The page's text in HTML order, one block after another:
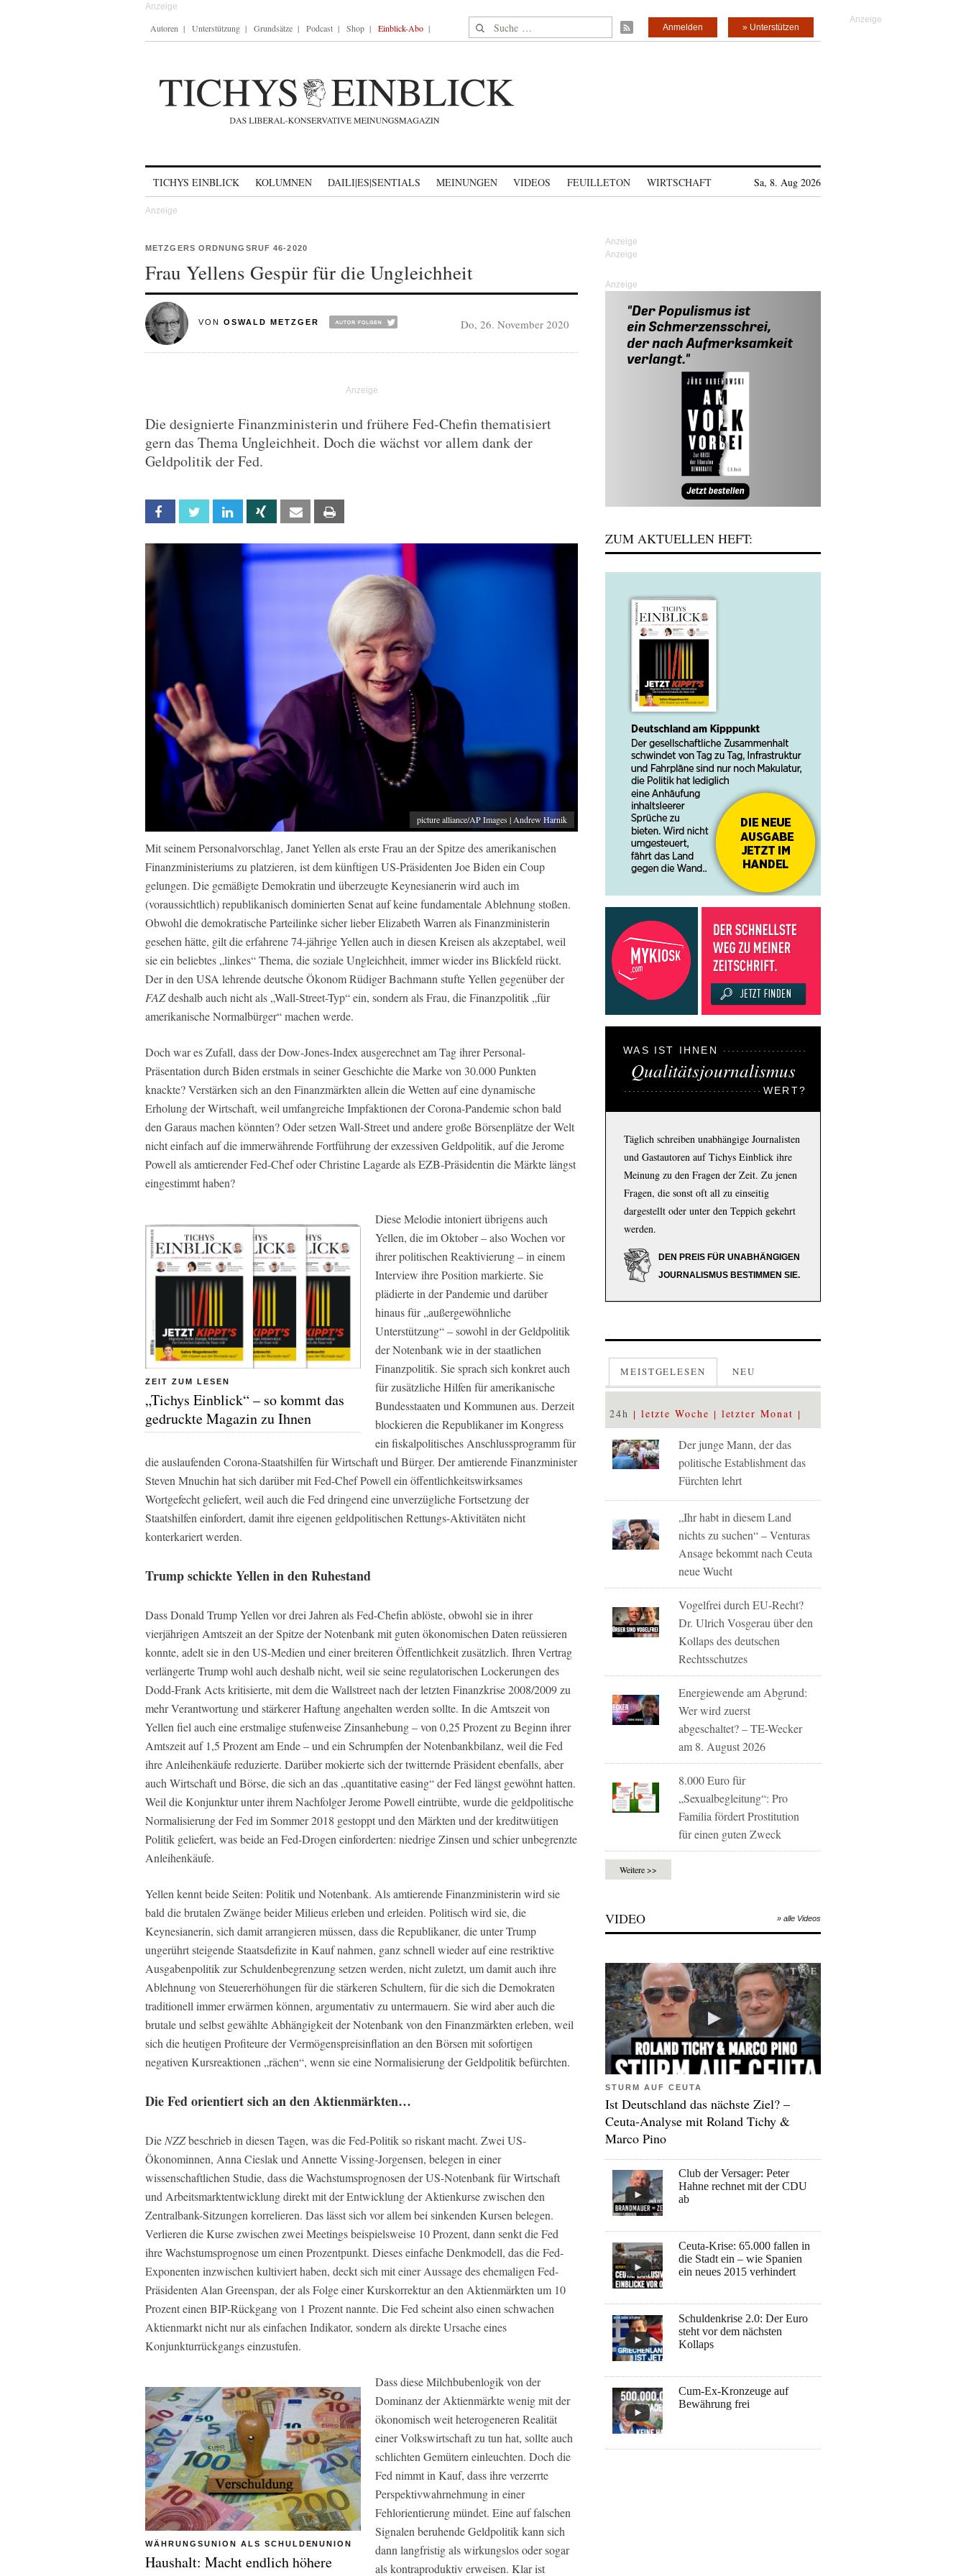
Autoren Unterstützung Grundsätze Podcast Shop Einblick-Abo Suche nach: » Unterstützen
Anmelden
TICHYS EINBLICK KOLUMNEN DAILI|ES|SENTIALS MEINUNGEN VIDEOS FEUILLETON WIRTSCHAFT Sa, 8. Aug 2026
METZGERS ORDNUNGSRUF 46-2020
Frau Yellens Gespür für die Ungleichheit
VON OSWALD METZGER Do, 26. November 2020
Die designierte Finanzministerin und frühere Fed-Chefin thematisiert
gern das Thema Ungleichheit. Doch die wächst vor allem dank der
Geldpolitik der Fed.
Facebook Twitter Linkedin Xing Email
picture alliance/AP Images | Andrew Harnik
Mit seinem Personalvorschlag, Janet Yellen als erste Frau an der Spitze des amerikanischen
Finanzministeriums zu platzieren, ist dem künftigen US-Präsidenten Joe Biden ein Coup
gelungen. Die gemäßigte Demokratin und überzeugte Keynesianerin wird auch im
(voraussichtlich) republikanisch dominierten Senat auf keine fundamentale Ablehnung stoßen.
Obwohl die demokratische Parteilinke sicher lieber Elizabeth Warren als Finanzministerin
gesehen hätte, gilt die erfahrene 74-jährige Yellen auch in diesen Kreisen als akzeptabel, weil
sie ein beliebtes „linkes“ Thema, die soziale Ungleichheit, immer wieder ins Blickfeld rückt.
Der in den USA lehrende deutsche Ökonom Rüdiger Bachmann stufte Yellen gegenüber der
FAZdeshalb auch nicht als „Wall-Street-Typ“ ein, sondern als Frau, die Finanzpolitik „für
amerikanische Normalbürger“ machen werde.
Doch war es Zufall, dass der Dow-Jones-Index ausgerechnet am Tag ihrer Personal-
Präsentation durch Biden erstmals in seiner Geschichte die Marke von 30.000 Punkten
knackte? Verstärken sich an den Finanzmärkten allein die Wetten auf eine dynamische
Erholung der Wirtschaft, weil umfangreiche Impfaktionen der Corona-Pandemie schon bald
den Garaus machen könnten? Oder setzen Wall-Street und andere große Börsenplätze der Welt
nicht einfach auf die immerwährende Fortführung der exzessiven Geldpolitik, auf die Jerome
Powell als amtierender Fed-Chef oder Christine Lagarde als EZB-Präsidentin die Märkte längst
eingestimmt haben?
ZEIT ZUM LESEN
„Tichys Einblick“ – so kommt das
gedruckte Magazin zu Ihnen
Diese Melodie intoniert übrigens auch
Yellen, die im Oktober – also Wochen vor
ihrer politischen Reaktivierung – in einem
Interview ihre Position markierte. Sie
plädierte in der Pandemie und darüber
hinaus für „außergewöhnliche
Unterstützung“ – sowohl in der Geldpolitik
der Notenbank wie in der staatlichen
Finanzpolitik. Sie sprach sich konkret auch
für zusätzliche Hilfen für amerikanische
Bundesstaaten und Kommunen aus. Derzeit
blockieren die Republikaner im Kongress
ein fiskalpolitisches Anschlussprogramm für
die auslaufenden Corona-Staatshilfen für Wirtschaft und Bürger. Der amtierende Finanzminister
Steven Mnuchin hat sich darüber mit Fed-Chef Powell ein öffentlichkeitswirksames
Wortgefecht geliefert, weil auch die Fed dringend eine unverzügliche Fortsetzung der
Staatshilfen einfordert, damit ihre eigenen geldpolitischen Rettungs-Aktivitäten nicht
konterkariert werden.
Trump schickte Yellen in den Ruhestand
Dass Donald Trump Yellen vor drei Jahren als Fed-Chefin ablöste, obwohl sie in ihrer
vierjährigen Amtszeit an der Spitze der Notenbank mit guten ökonomischen Daten reüssieren
konnte, adelt sie in den US-Medien und einer breiteren Öffentlichkeit zusätzlich. Ihren Vertrag
verlängerte Trump wohl auch deshalb nicht, weil sie seine regulatorischen Lockerungen des
Dodd-Frank Acts kritisierte, mit dem die Wallstreet nach der letzten Finanzkrise 2008/2009 zu
mehr Verantwortung und stärkerer Haftung angehalten werden sollte. In die Amtszeit von
Yellen fiel auch eine erstmalige stufenweise Zinsanhebung – von 0,25 Prozent zu Beginn ihrer
Amtszeit auf 1,5 Prozent am Ende – und ein Schrumpfen der Notenbankbilanz, weil die Fed
ihre Anleihenkäufe reduzierte. Darüber mokierte sich der twitternde Präsident ebenfalls, aber
auch Wirtschaft und Börse, die sich an das „quantitative easing“ der Fed längst gewöhnt hatten.
Weil die Konjunktur unter ihrem Nachfolger Jerome Powell eintrübte, wurde die geldpolitische
Normalisierung der Fed im Sommer 2018 gestoppt und den Märkten und der kreditwütigen
Politik geliefert, was beide an Fed-Drogen einforderten: niedrige Zinsen und schier unbegrenzte
Anleihenkäufe.
Yellen kennt beide Seiten: Politik und Notenbank. Als amtierende Finanzministerin wird sie
bald die brutalen Zwänge beider Milieus erleben und erleiden. Politisch wird sie, die
Keynesianerin, sich damit arrangieren müssen, dass die Republikaner, die unter Trump
ungerührt steigende Staatsdefizite in Kauf nahmen, ganz schnell wieder auf eine restriktive
Ausgabenpolitik zur Schuldenbegrenzung setzen werden, nicht zuletzt, um damit auch ihre
Ablehnung von Steuererhöhungen für die stärkeren Schultern, für die sich die Demokraten
traditionell immer erwärmen können, argumentativ zu untermauern. Sie wird aber auch die
brutale und selbst gewählte Abhängigkeit der Notenbank von den Finanzmärkten erleben, weil
sich die heutigen Profiteure der Vermögenspreisinflation an den Börsen mit sofortigen
negativen Kursreaktionen „rächen“, wenn sie eine Normalisierung der Geldpolitik befürchten.
Die Fed orientiert sich an den Aktienmärkten…
Die NZZbeschrieb in diesen Tagen, was die Fed-Politik so riskant macht. Zwei US-
Ökonominnen, Anna Cieslak und Annette Vissing-Jorgensen, belegen in einer
wissenschaftlichen Studie, dass die Wachstumsprognosen der US-Notenbank für Wirtschaft
und Arbeitsmarktentwicklung direkt mit der Entwicklung der Aktienkurse zwischen den
Zentralbank-Sitzungen korrelieren. Das lässt sich vor allem bei sinkenden Kursen belegen.
Verlieren die Kurse zwischen zwei Meetings beispielsweise 10 Prozent, dann senkt die Fed
ihre Wachstumsprognose um einen Prozentpunkt. Dieses einfache Denkmodell, das die Fed-
Exponenten inzwischen kultiviert haben, deckt sich mit einer Aussage des ehemaligen Fed-
Präsidenten Alan Greenspan, der als Folge einer Kurskorrektur an den Aktienmärkten um 10
Prozent einen BIP-Rückgang von 1 Prozent nannte. Die Fed scheint also einen schwachen
Aktienmarkt nicht nur als einfachen Indikator, sondern als direkte Ursache eines
Konjunkturrückgangs einzustufen.
WÄHRUNGSUNION ALS SCHULDENUNION
Haushalt: Macht endlich höhere
Dass diese Milchbubenlogik von der
Dominanz der Aktienmärkte wenig mit der
ökonomisch weit heterogeneren Realität
einer Volkswirtschaft zu tun hat, sollte auch
schlichten Gemütern einleuchten. Doch die
Fed nimmt in Kauf, dass ihre verzerrte
Perspektivwahrnehmung in einer
Fehlorientierung mündet. Eine auf falschen
Signalen beruhende Geldpolitik kann sich
dann langfristig als wirkungslos oder sogar
als kontraproduktiv erweisen. Klar ist
Anzeige
ZUM AKTUELLEN HEFT:
WAS IST IHNEN
Qualitätsjournalismus
WERT?
Täglich schreiben unabhängige Journalisten
und Gastautoren auf Tichys Einblick ihre
Meinung zu den Fragen der Zeit. Zu jenen
Fragen, die sonst oft all zu einseitig
dargestellt oder unter den Teppich gekehrt
werden.
DEN PREIS FÜR UNABHÄNGIGEN
JOURNALISMUS BESTIMMEN SIE.
MEISTGELESEN NEU
24h letzte Woche letzter Monat
Der junge Mann, der das
politische Establishment das
Fürchten lehrt
„Ihr habt in diesem Land
nichts zu suchen“ – Venturas
Ansage bekommt nach Ceuta
neue Wucht
Vogelfrei durch EU-Recht?
Dr. Ulrich Vosgerau über den
Kollaps des deutschen
Rechtsschutzes
Energiewende am Abgrund:
Wer wird zuerst
abgeschaltet? – TE-Wecker
am 8. August 2026
8.000 Euro für
„Sexualbegleitung“: Pro
Familia fördert Prostitution
für einen guten Zweck
Weitere >>
VIDEO » alle Videos
STURM AUF CEUTA
Ist Deutschland das nächste Ziel? –
Ceuta-Analyse mit Roland Tichy &
Marco Pino
Club der Versager: Peter
Hahne rechnet mit der CDU
ab
Ceuta-Krise: 65.000 fallen in
die Stadt ein – wie Spanien
ein neues 2015 verhindert
Schuldenkrise 2.0: Der Euro
steht vor dem nächsten
Kollaps
Cum-Ex-Kronzeuge auf
Bewährung frei